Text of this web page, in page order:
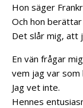
Hon säger
Och hon
Det slår mig, att
En vän frågar
vem jag var som
Jag vet inte.
Hennes